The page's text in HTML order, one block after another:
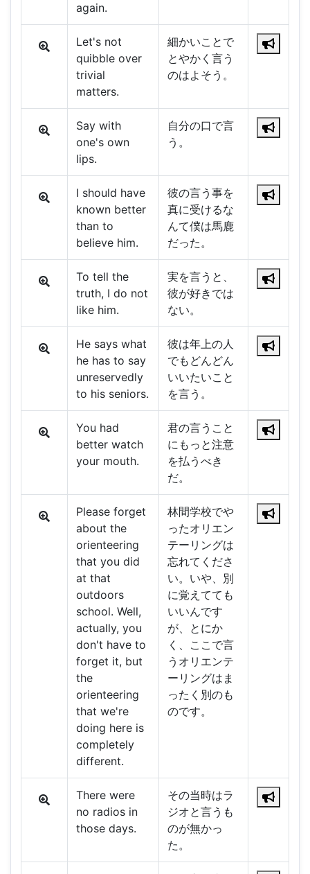
again.
Let's not
quibble over
trivial
matters.
細かいことで
とやかく言う
のはよそう。
Say with
one's own
lips.
自分の口で言
う。
I should have
known better
than to
believe him.
彼の言う事を
真に受けるな
んて僕は馬鹿
だった。
To tell the
truth, I do not
like him.
実を言うと、
彼が好きでは
ない。
He says what
he has to say
unreservedly
to his seniors.
彼は年上の人
でもどんどん
いいたいこと
を言う。
You had
better watch
your mouth.
君の言うこと
にもっと注意
を払うべき
だ。
Please forget
about the
orienteering
that you did
at that
outdoors
school. Well,
actually, you
don't have to
forget it, but
the
orienteering
that we're
doing here is
completely
different.
林間学校でや
ったオリエン
テーリングは
忘れてくださ
い。いや、別
に覚えてても
いいんです
が、とにか
く、ここで言
うオリエンテ
ーリングはま
ったく別のも
のです。
There were
no radios in
those days.
その当時はラ
ジオと言うも
のが無かっ
た。